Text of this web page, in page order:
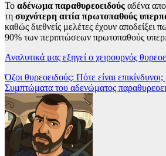
Το αδένωμα παραθυρεοειδούς αδένα
τη συχνότερη αιτία πρωτοπαθούς
καθώς διεθνείς μελέτες έχουν αποδείξει
90% των περιπτώσεων πρωτοπαθούς
Αναλυτικά μας εξηγεί ο χειρουργός
Πλοήγηση
άρθρων
Όζοι θυρεοειδούς: Πότε είναι επικίνδυνοι;
Συμπτώματα του αδενώματος